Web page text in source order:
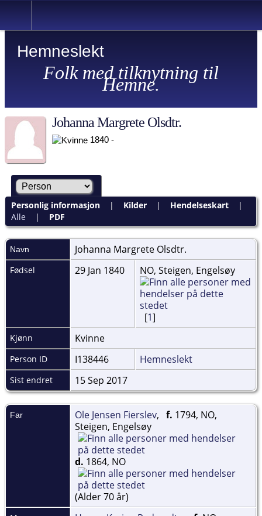
Hemneslekt
Folk med tilknytning til
Hemne.
Johanna Margrete Olsdtr.
1840 -
Personlig informasjon| Kilder| Hendelseskart|
Alle | PDF
Navn Johanna Margrete Olsdtr.
Fødsel 29 Jan 1840 NO, Steigen, Engelsøy
[1]
Kjønn Kvinne
Person ID I138446 Hemneslekt
Sist endret 15 Sep 2017
Far Ole Jensen Fierslev, f. 1794, NO,
Steigen, Engelsøy
d. 1864, NO
(Alder 70 år)